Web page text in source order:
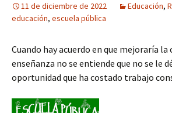
11 de diciembre de 2022 Educación,
educación, escuela pública
Cuando hay acuerdo en que mejoraría la
enseñanza no se entiende que no se le
oportunidad que ha costado trabajo